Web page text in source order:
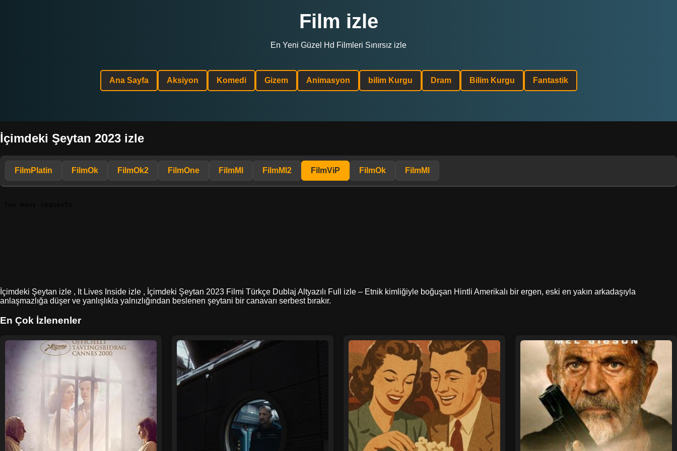
Film izle
En Yeni Güzel Hd Filmleri Sınırsız izle
Ana Sayfa Aksiyon Komedi Gizem Animasyon bilim Kurgu Dram Bilim Kurgu Fantastik
İçimdeki Şeytan 2023 izle
FilmPlatin FilmOk FilmOk2 FilmOne FilmMl FilmMl2 FilmViP FilmOk FilmMl
İçimdeki Şeytan izle , It Lives Inside izle , İçimdeki Şeytan 2023 Filmi Türkçe Dublaj Altyazılı Full izle – Etnik kimliğiyle boğuşan Hintli Amerikalı bir ergen, eski en yakın arkadaşıyla
anlaşmazlığa düşer ve yanlışlıkla yalnızlığından beslenen şeytani bir canavarı serbest bırakır.
En Çok İzlenenler